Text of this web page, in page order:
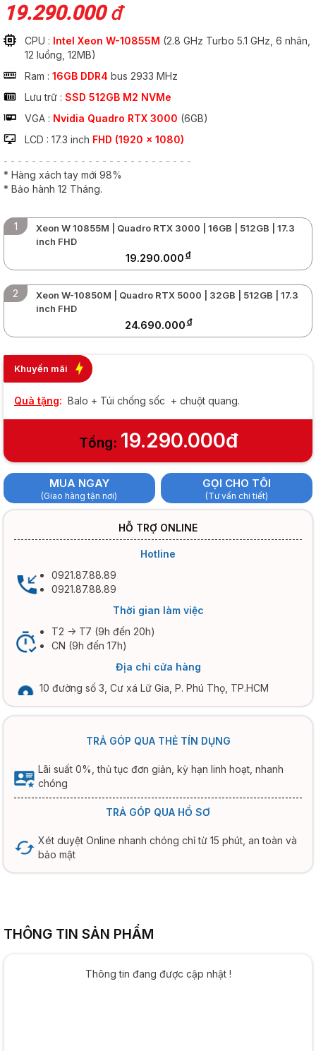
19.290.000đ
CPU : Intel Xeon W-10855M (2.8 GHz Turbo 5.1 GHz, 6 nhân,
12 luồng, 12MB)
Ram : 16GB DDR4 bus 2933 MHz
Lưu trữ : SSD 512GB M2 NVMe
VGA : Nvidia Quadro RTX 3000 (6GB)
LCD : 17.3 inch FHD (1920 x 1080)
- - - - - - - - - - - - - - - - - - - - - - - - - - -
* Hàng xách tay mới 98%
* Bảo hành 12 Tháng.
1
Xeon W 10855M | Quadro RTX 3000 | 16GB | 512GB | 17.3
inch FHD
19.290.000 đ
2
Xeon W-10850M | Quadro RTX 5000 | 32GB | 512GB | 17.3
inch FHD
24.690.000 đ
Khuyến mãi
Quà tặng: Balo + Túi chống sốc + chuột quang.
Tổng: 19.290.000đ
MUA NGAY
(Giao hàng tận nơi)
GỌI CHO TÔI
(Tư vấn chi tiết)
HỖ TRỢ ONLINE
Hotline
0921.87.88.89
0921.87.88.89
Thời gian làm việc
T2 -> T7 (9h đến 20h)
CN (9h đến 17h)
Địa chỉ cửa hàng
10 đường số 3, Cư xá Lữ Gia, P. Phú Thọ, TP.HCM
TRẢ GÓP QUA THẺ TÍN DỤNG
Lãi suất 0%, thủ tục đơn giản, kỳ hạn linh hoạt, nhanh
chóng
TRẢ GÓP QUA HỒ SƠ
Xét duyệt Online nhanh chóng chỉ từ 15 phút, an toàn và
bảo mật
THÔNG TIN SẢN PHẨM
Thông tin đang được cập nhật !